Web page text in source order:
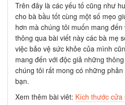
Trên đây là các yếu tố cũng như
cho bà bầu tốt cùng một số mẹo
hơn mà chúng tôi muốn mang
thông qua bài viết này các bà mẹ
việc bảo vệ sức khỏe của mình
mang đến với độc giả những
chúng tôi rất mong có những
bạn.
Xem thêm bài viêt: Kích thước cửa